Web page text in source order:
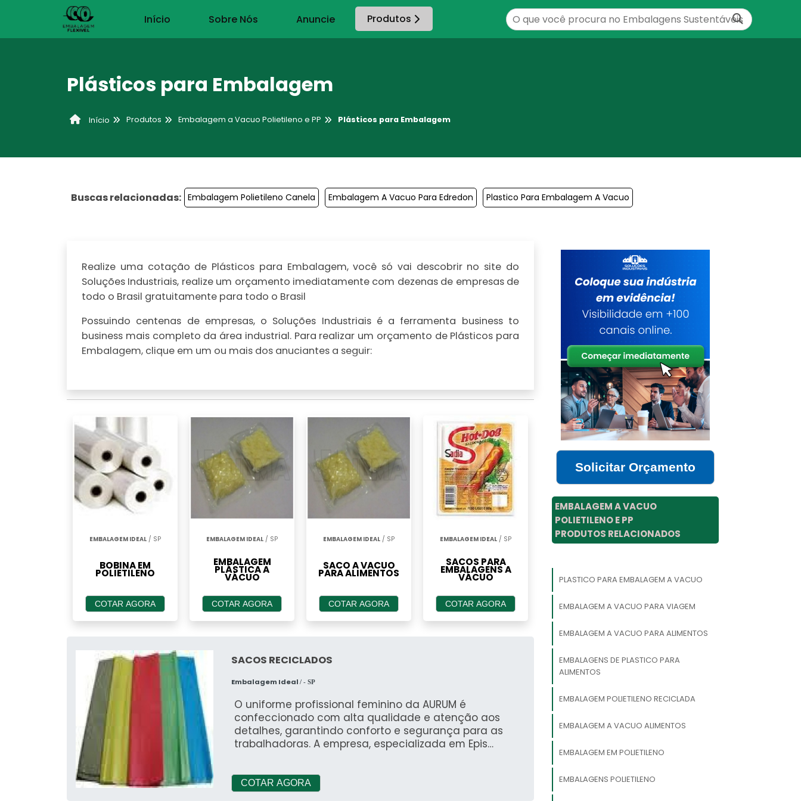
Início Sobre Nós Anuncie Produtos
Plásticos para Embalagem
Início Produtos Embalagem a Vacuo Polietileno e PP Plásticos para Embalagem
Buscas relacionadas: Embalagem Polietileno Canela Embalagem A Vacuo Para Edredon Plastico Para Embalagem A Vacuo
Realize uma cotação de Plásticos para Embalagem, você só vai descobrir no site do
Soluções Industriais, realize um orçamento imediatamente com dezenas de empresas de
todo o Brasil gratuitamente para todo o Brasil
Possuindo centenas de empresas, o Soluções Industriais é a ferramenta business to
business mais completo da área industrial. Para realizar um orçamento de Plásticos para
Embalagem, clique em um ou mais dos anuciantes a seguir:
EMBALAGEM IDEAL / SP
BOBINA EM
POLIETILENO
COTAR AGORA
EMBALAGEM IDEAL / SP
EMBALAGEM
PLÁSTICA A
VÁCUO
COTAR AGORA
EMBALAGEM IDEAL / SP
SACO A VACUO
PARA ALIMENTOS
COTAR AGORA
EMBALAGEM IDEAL / SP
SACOS PARA
EMBALAGENS A
VÁCUO
COTAR AGORA
SACOS RECICLADOS
Embalagem Ideal/ - SP
O uniforme profissional feminino da AURUM é
confeccionado com alta qualidade e atenção aos
detalhes, garantindo conforto e segurança para as
trabalhadoras. A empresa, especializada em Epis
destaca na produção de uniformes profissionais e
sociais.Com um atendimento personalizado e singular
COTAR AGORA
Solicitar Orçamento
EMBALAGEM A VACUO
POLIETILENO E PP
PRODUTOS RELACIONADOS
PLASTICO PARA EMBALAGEM A VACUO
EMBALAGEM A VACUO PARA VIAGEM
EMBALAGEM A VACUO PARA ALIMENTOS
EMBALAGENS DE PLASTICO PARA
ALIMENTOS
EMBALAGEM POLIETILENO RECICLADA
EMBALAGEM A VACUO ALIMENTOS
EMBALAGEM EM POLIETILENO
EMBALAGENS POLIETILENO